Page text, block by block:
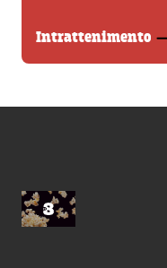
Intrattenimento